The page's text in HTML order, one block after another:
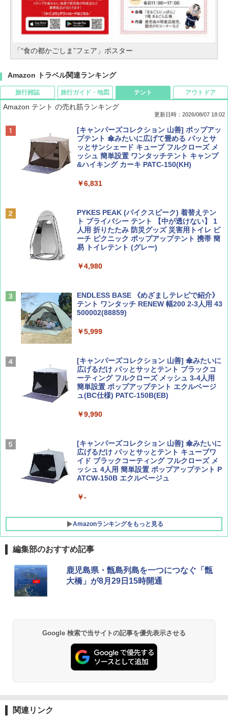
「“食の都かごしま”フェア」ポスター
Amazon トラベル関連ランキング
旅行雑誌
ディズニーファン ２０２６年 ９月号 [雑
誌] (ＤＩＳＮＥＹ ＦＡＮ)
￥713
￥1,500
AIRLINE（エアライン）2026年9月号【特
集】ボーイング110周年を祝して！
￥1,760
旅行ガイド・地図
僕が見た未来【完全版】
￥0
￥2,079
球の歩き方A ヨーロッパ
A26 地球の歩き方 チェコ ポーランド スロヴ
ァキア 2026～2027 地球の歩き方A ヨーロッ
テント
Amazon テント の売れ筋ランキング
更新日時：2026/08/07 18:02
[キャンパーズコレクション 山善] ポップアッ
プテント 傘みたいに広げて畳める パッとサ
ッとサンシェード キューブ フルクローズ メ
ッシュ 簡単設置 ワンタッチテント キャンプ
&ハイキング カーキ PATC-150(KH)
￥6,831
PYKES PEAK (パイクスピーク) 着替えテン
ト プライバシー テント 【中が透けない】 1
人用 折りたたみ 防災グッズ 災害用トイレ ビ
ーチ ピクニック ポップアップテント 携帯 簡
易 トイレテント (グレー)
￥4,980
ENDLESS BASE 《めざましテレビで紹介》
テント ワンタッチ RENEW 幅200 2-3人用 43
500002(88859)
￥5,999
[キャンパーズコレクション 山善] 傘みたいに
広げるだけ パッとサッとテント ブラックコ
ーティング フルクローズ メッシュ 3-4人用
簡単設置 ポップアップテント エクルベージ
ュ(BC仕様) PATC-150B(EB)
￥9,990
[キャンパーズコレクション 山善] 傘みたいに
広げるだけ パッとサッとテント キューブワ
イド ブラックコーティング フルクローズ メ
ッシュ 4人用 簡単設置 ポップアップテント P
ATCW-150B エクルベージュ
￥-
Amazonランキングをもっと見る
アウトドア
DEWEL パラソル 大型 ビーチ アウトドアパ
ラソル ガーデン サイトシート付 折りたたみ
防水 UVカット 4段階高さ調整 軽量 収納袋付
026リニューアル 急速冷凍 空間倍増 衛生的
コンパクト 保冷力長持ち
編集部のおすすめ記事
鹿児島県・甑島列島を一つにつなぐ「甑
大橋」が8月29日15時開通
Google 検索で当サイトの記事を優先表示させる
関連リンク